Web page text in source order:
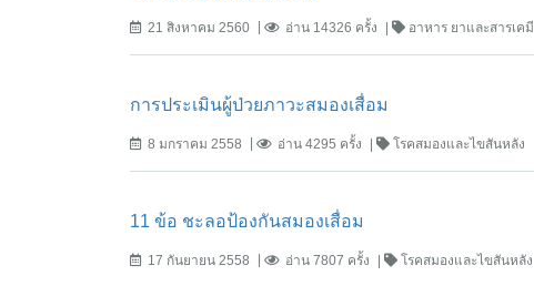
21 สิงหาคม 2560 อ่าน 14326 ครั้ง อาหาร ยาและสารเคมี
การประเมินผู้ป่วยภาวะสมองเสื่อม
8 มกราคม 2558 อ่าน 4295 ครั้ง โรคสมองและไขสันหลัง
11 ข้อ ชะลอป้องกันสมองเสื่อม
17 กันยายน 2558 อ่าน 7807 ครั้ง โรคสมองและไขสันหลัง